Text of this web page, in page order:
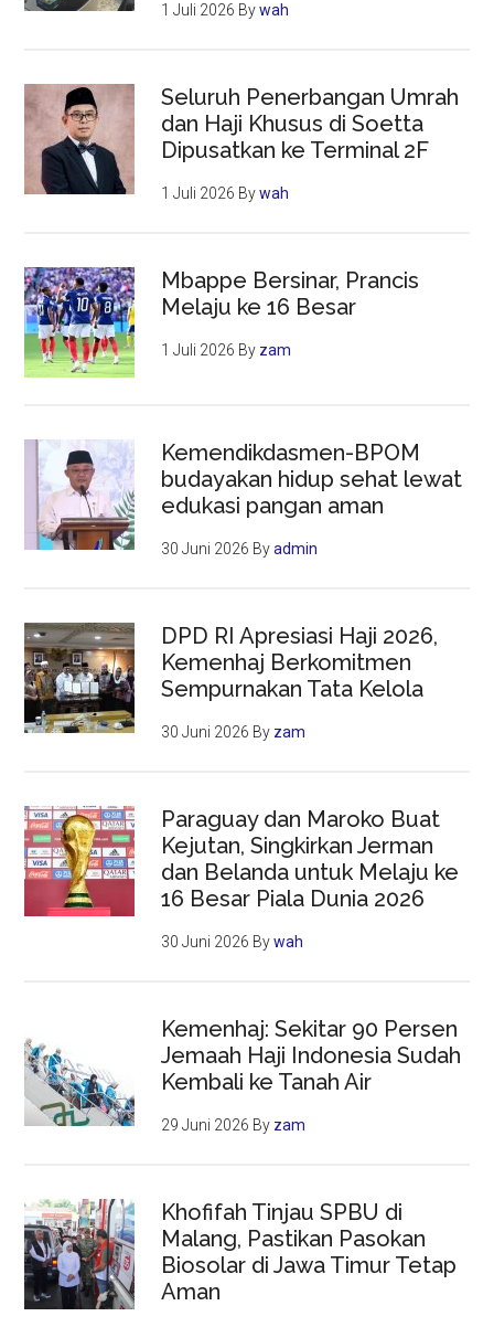
1 Juli 2026 Bywah
Seluruh Penerbangan Umrah
dan Haji Khusus di Soetta
Dipusatkan ke Terminal 2F
1 Juli 2026 Bywah
Mbappe Bersinar, Prancis
Melaju ke 16 Besar
1 Juli 2026 By zam
Kemendikdasmen-BPOM
budayakan hidup sehat lewat
edukasi pangan aman
30 Juni 2026 Byadmin
DPD RI Apresiasi Haji 2026,
Kemenhaj Berkomitmen
Sempurnakan Tata Kelola
30 Juni 2026 By zam
Paraguay dan Maroko Buat
Kejutan, Singkirkan Jerman
dan Belanda untuk Melaju ke
16 Besar Piala Dunia 2026
30 Juni 2026 Bywah
Kemenhaj: Sekitar 90 Persen
Jemaah Haji Indonesia Sudah
Kembali ke Tanah Air
29 Juni 2026 By zam
Khofifah Tinjau SPBU di
Malang, Pastikan Pasokan
Biosolar di Jawa Timur Tetap
Aman